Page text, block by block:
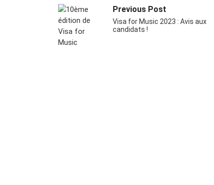
Previous Post
Visa for Music 2023 : Avis aux
candidats !